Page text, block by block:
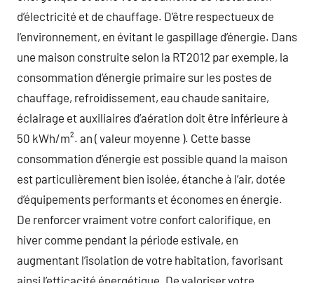
d’électricité et de chauffage. D’être respectueux de
l’environnement, en évitant le gaspillage d’énergie. Dans
une maison construite selon la RT2012 par exemple, la
consommation d’énergie primaire sur les postes de
chauffage, refroidissement, eau chaude sanitaire,
éclairage et auxiliaires d’aération doit être inférieure à
50 kWh/m². an ( valeur moyenne ). Cette basse
consommation d’énergie est possible quand la maison
est particulièrement bien isolée, étanche à l’air, dotée
d’équipements performants et économes en énergie.
De renforcer vraiment votre confort calorifique, en
hiver comme pendant la période estivale, en
augmentant l’isolation de votre habitation, favorisant
ainsi l’efficacité énergétique. De valoriser votre